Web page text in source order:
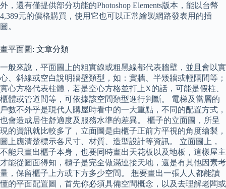
外，還有僅提供部分功能的Photoshop Elements版本，能以台幣
4,389元的價格購買，使用它也可以正常繪製網路發表用的插
圖。
畫平面圖: 文章分類
一般來說，平面圖上的粗實線或粗黑線都代表牆壁，並且會以實
心、斜線或空白說明牆壁類型，如：實牆、半矮牆或輕隔間等；
實心方格代表柱體，若是空心方格並打上X的話，可能是假柱、
櫃體或管道間等，可依據該空間類型進行判斷。 電梯及當層的
戶數不外乎是現代人購屋時看中的一大重點，不同的配置方式，
也會造成居住舒適度及服務水準的差異。 櫃子的立面圖，所呈
現的資訊就比較多了，立面圖是由櫃子正前方平視的角度繪製，
圖上應清楚標示各尺寸、材質、造型設計等資訊。 立面圖上，
不能只畫出櫃子本身，也要同時畫出天花板以及地板，這樣屋主
才能從圖面得知，櫃子是完全做滿連接天地，還是有其他因素考
量，保留櫃子上方或下方多少空間。 想要畫出一張人人都能讀
懂的平面配置圖，首先你必須具備空間概念，以及去理解老闆或